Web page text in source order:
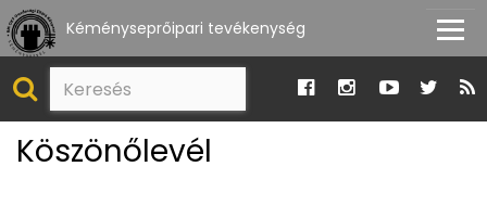
Kéményseprőipari tevékenység
Köszönőlevél